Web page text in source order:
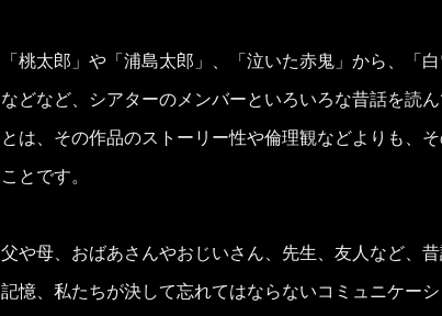
「桃太郎」や「浦島太郎」、「泣いた赤鬼」から、「
などなど、シアターのメンバーといろいろな昔話を読
とは、その作品のストーリー性や倫理観などよりも、
ことです。
父や母、おばあさんやおじいさん、先生、友人など、
記憶、私たちが決して忘れてはならないコミュニケー